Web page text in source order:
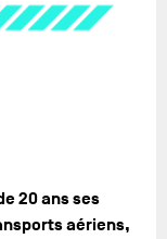
20 ans ses
aériens,